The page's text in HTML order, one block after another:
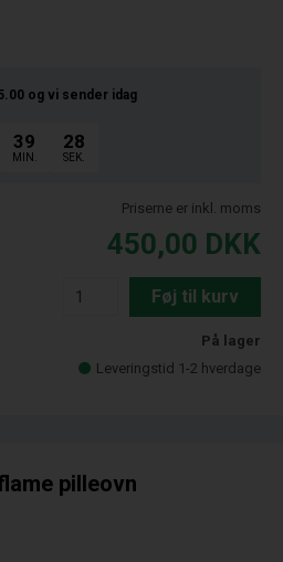
og vi sender idag
39
MIN.
27
SEK.
Priserne er inkl. moms
450,00 DKK
Føj til kurv
På lager
Leveringstid 1-2 hverdage
pilleovn